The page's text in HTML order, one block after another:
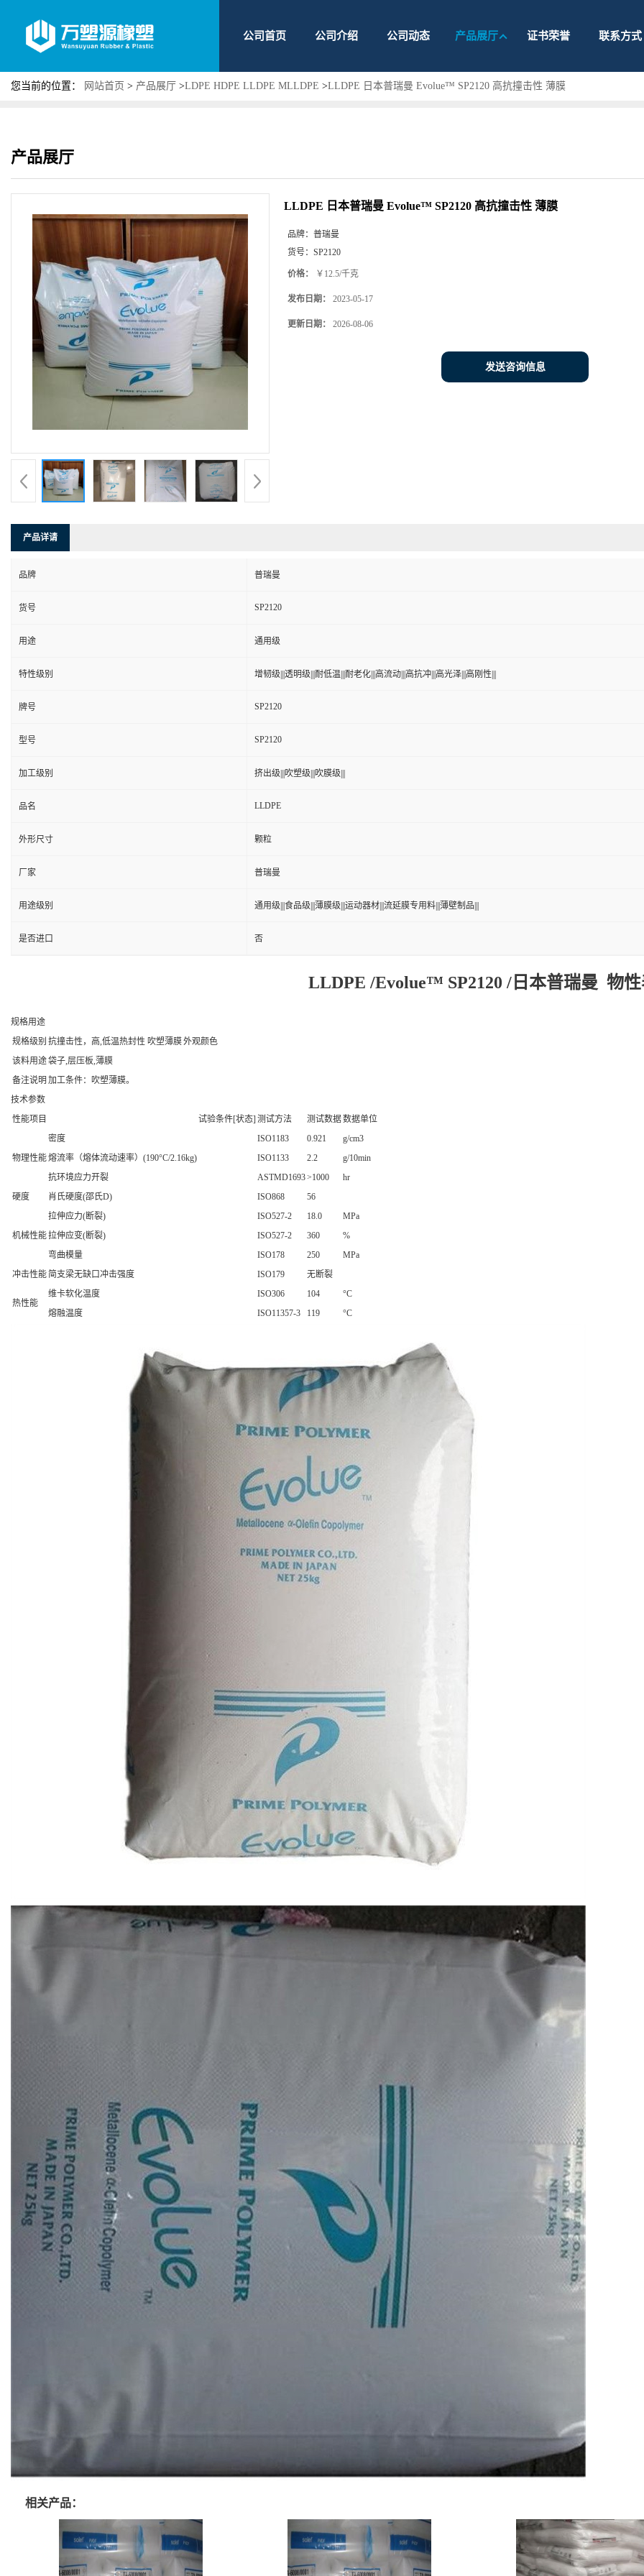
公司首页 公司介绍 公司动态 产品展厅 证书荣誉 联系方式
您当前的位置： 网站首页 > 产品展厅 >LDPE HDPE LLDPE MLLDPE >LLDPE 日本普瑞曼 Evolue™ SP2120 高抗撞击性 薄膜
产品展厅
LLDPE 日本普瑞曼 Evolue™ SP2120 高抗撞击性 薄膜
品牌： 普瑞曼
货号： SP2120
价格： ￥12.5/千克
发布日期： 2023-05-17
更新日期： 2026-08-06
发送咨询信息
产品详请
品牌 普瑞曼
货号 SP2120
用途 通用级
特性级别 增韧级|||透明级|||耐低温|||耐老化|||高流动|||高抗冲|||高光泽|||高刚性|||
牌号 SP2120
型号 SP2120
加工级别 挤出级|||吹塑级|||吹膜级|||
品名 LLDPE
外形尺寸 颗粒
厂家 普瑞曼
用途级别 通用级|||食品级|||薄膜级|||运动器材|||流延膜专用料|||薄壁制品|||
是否进口 否
LLDPE /Evolue™ SP2120 /日本普瑞曼 物性
规格用途
规格级别 抗撞击性，高,低温热封性 吹塑薄膜外观颜色
该料用途袋子,层压板,薄膜
备注说明 加工条件：吹塑薄膜。
技术参数
性能项目
试验条件[状态] 测试方法 测试数据数据单位
物理性能
密度 ISO1183 0.921
g/cm3
熔流率（熔体流动速率）(190°C/2.16kg)
ISO1133 2.2
g/10min
抗环境应力开裂
ASTMD1693>1000
hr
硬度
肖氏硬度(邵氏D) ISO868 56
机械性能
拉伸应力(断裂) ISO527-2 18.0
MPa
拉伸应变(断裂)
ISO527-2 360
%
弯曲模量
ISO178 250
MPa
冲击性能简支梁无缺口冲击强度 ISO179 无断裂
热性能
维卡软化温度 ISO306 104
°C
熔融温度
ISO11357-3 119 °C
相关产品：